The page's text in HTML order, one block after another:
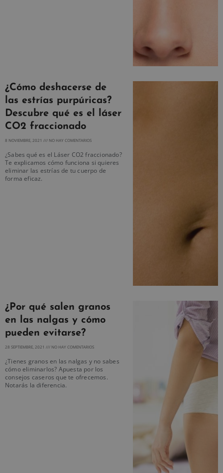
¿Cómo deshacerse de
las estrías purpúricas?
Descubre qué es el láser
CO2 fraccionado
8 NOVIEMBRE, 2021 NO HAY COMENTARIOS
¿Sabes qué es el Láser CO2 fraccionado?
Te explicamos cómo funciona si quieres
eliminar las estrías de tu cuerpo de
forma eficaz.
¿Por qué salen granos
en las nalgas y cómo
pueden evitarse?
28 SEPTIEMBRE, 2021 NO HAY COMENTARIOS
¿Tienes granos en las nalgas y no sabes
cómo eliminarlos? Apuesta por los
consejos caseros que te ofrecemos.
Notarás la diferencia.